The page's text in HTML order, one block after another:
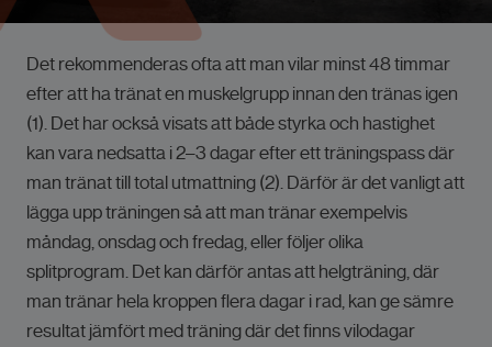
Det rekommenderas ofta att man vilar minst 48 timmar
efter att ha tränat en muskelgrupp innan den tränas igen
(1). Det har också visats att både styrka och hastighet
kan vara nedsatta i 2–3 dagar efter ett träningspass där
man tränat till total utmattning (2). Därför är det vanligt att
lägga upp träningen så att man tränar exempelvis
måndag, onsdag och fredag, eller följer olika
splitprogram. Det kan därför antas att helgträning, där
man tränar hela kroppen flera dagar i rad, kan ge sämre
resultat jämfört med träning där det finns vilodagar